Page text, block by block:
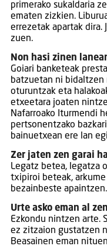
primerako sukaldaria
ematen zizkien.
errezetak apartak
zuen.
Non hasi zinen
Goiari banketeak
batzuetan ni bidaltzen
oturuntzak eta
etxeetara joaten
Nafarroako Iturmendi
pertsonentzako
bainuetxean ere lan
Zer jaten zen garai
Legatz betea, legatza
txipiroi beteak, arkume
bezainbeste apaintzen.
Urte asko eman al
Ezkondu nintzen arte.
ez zitzaion gustatzen
Beasainen eman